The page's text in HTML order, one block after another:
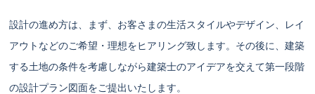
設計の進め方は、まず、お客さまの生活スタイルやデザイン、レイ
アウトなどのご希望・理想をヒアリング致します。その後に、建築
する土地の条件を考慮しながら建築士のアイデアを交えて第一段階
の設計プラン図面をご提出いたします。